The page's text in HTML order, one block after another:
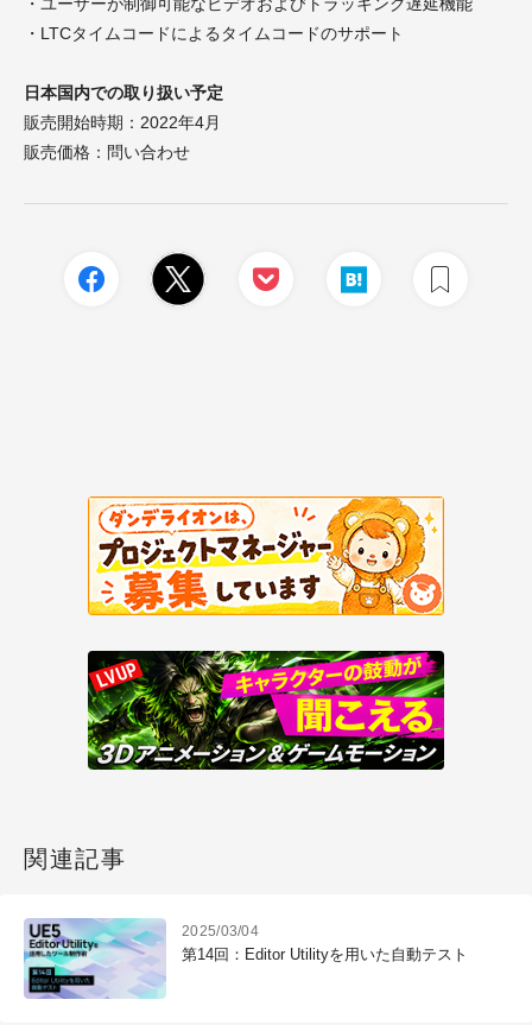
・LTCタイムコードによるタイムコードのサポート
日本国内での取り扱い予定
販売開始時期：2022年4月
販売価格：問い合わせ
関連記事
2025/03/04
第14回：Editor Utilityを用いた自動テスト